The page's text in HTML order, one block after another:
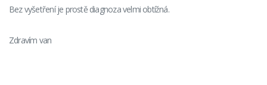
Bez vyšetření je prostě diagnoza velmi obtížná.
Zdravím van